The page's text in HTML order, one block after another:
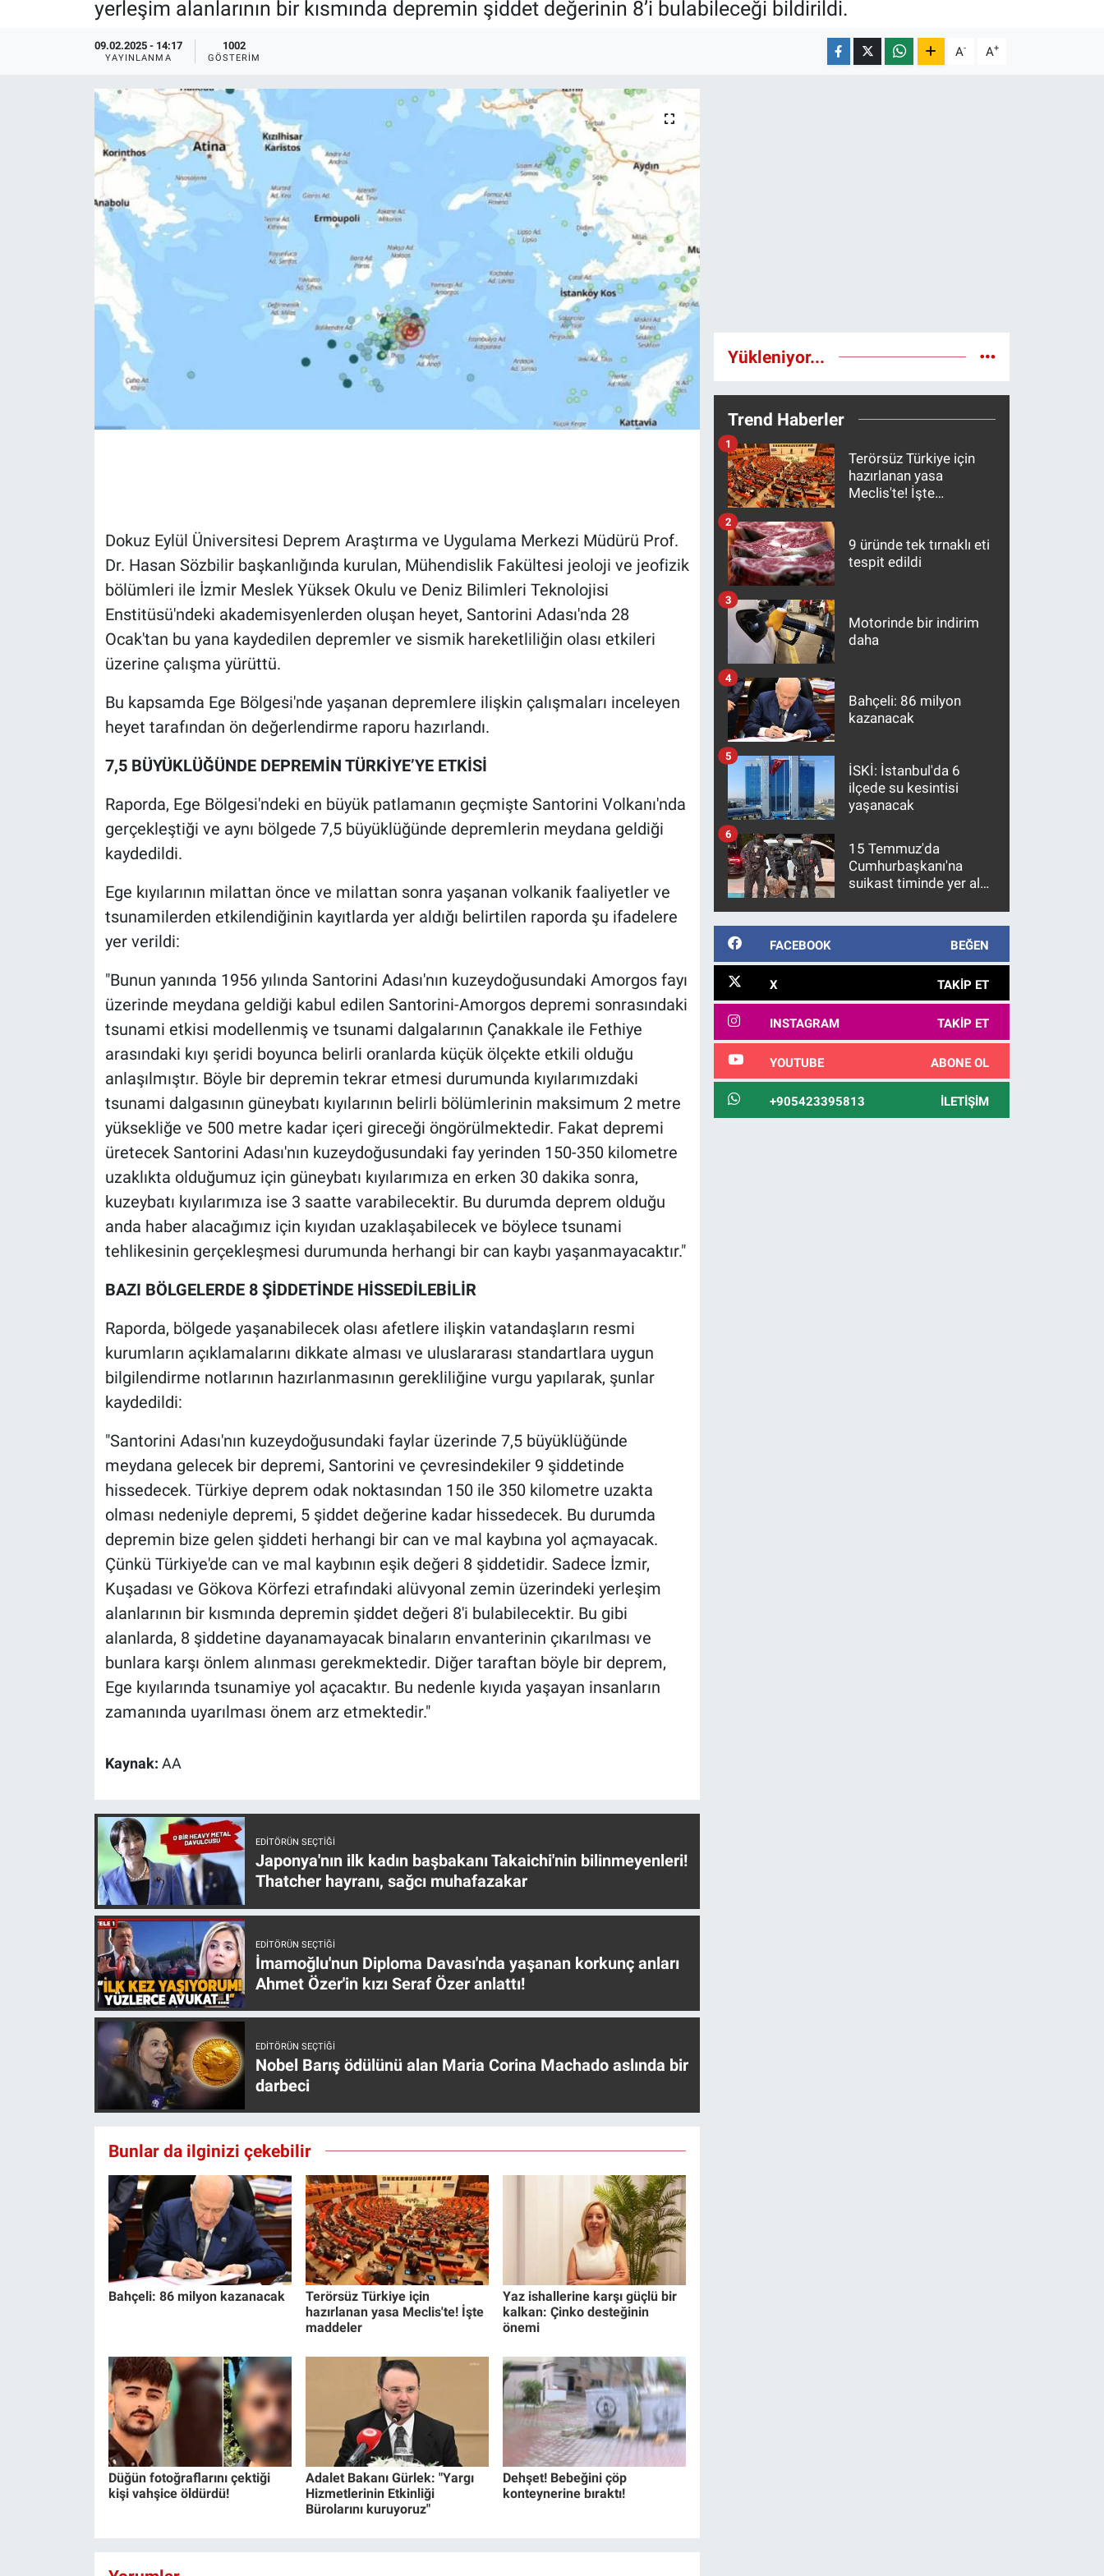
yerleşim alanlarının bir kısmında depremin şiddet değerinin 8’i bulabileceği bildirildi.
09.02.2025 - 14:17
YAYINLANMA
1002
GÖSTERIM A- A+
Dokuz Eylül Üniversitesi Deprem Araştırma ve Uygulama Merkezi Müdürü Prof.
Dr. Hasan Sözbilir başkanlığında kurulan, Mühendislik Fakültesi jeoloji ve jeofizik
bölümleri ile İzmir Meslek Yüksek Okulu ve Deniz Bilimleri Teknolojisi
Enstitüsü'ndeki akademisyenlerden oluşan heyet, Santorini Adası'nda 28
Ocak'tan bu yana kaydedilen depremler ve sismik hareketliliğin olası etkileri
üzerine çalışma yürüttü.
Bu kapsamda Ege Bölgesi'nde yaşanan depremlere ilişkin çalışmaları inceleyen
heyet tarafından ön değerlendirme raporu hazırlandı.
7,5 BÜYÜKLÜĞÜNDE DEPREMİN TÜRKİYE’YE ETKİSİ
Raporda, Ege Bölgesi'ndeki en büyük patlamanın geçmişte Santorini Volkanı'nda
gerçekleştiği ve aynı bölgede 7,5 büyüklüğünde depremlerin meydana geldiği
kaydedildi.
Ege kıyılarının milattan önce ve milattan sonra yaşanan volkanik faaliyetler ve
tsunamilerden etkilendiğinin kayıtlarda yer aldığı belirtilen raporda şu ifadelere
yer verildi:
"Bunun yanında 1956 yılında Santorini Adası'nın kuzeydoğusundaki Amorgos fayı
üzerinde meydana geldiği kabul edilen Santorini-Amorgos depremi sonrasındaki
tsunami etkisi modellenmiş ve tsunami dalgalarının Çanakkale ile Fethiye
arasındaki kıyı şeridi boyunca belirli oranlarda küçük ölçekte etkili olduğu
anlaşılmıştır. Böyle bir depremin tekrar etmesi durumunda kıyılarımızdaki
tsunami dalgasının güneybatı kıyılarının belirli bölümlerinin maksimum 2 metre
yüksekliğe ve 500 metre kadar içeri gireceği öngörülmektedir. Fakat depremi
üretecek Santorini Adası'nın kuzeydoğusundaki fay yerinden 150-350 kilometre
uzaklıkta olduğumuz için güneybatı kıyılarımıza en erken 30 dakika sonra,
kuzeybatı kıyılarımıza ise 3 saatte varabilecektir. Bu durumda deprem olduğu
anda haber alacağımız için kıyıdan uzaklaşabilecek ve böylece tsunami
tehlikesinin gerçekleşmesi durumunda herhangi bir can kaybı yaşanmayacaktır."
BAZI BÖLGELERDE 8 ŞİDDETİNDE HİSSEDİLEBİLİR
Raporda, bölgede yaşanabilecek olası afetlere ilişkin vatandaşların resmi
kurumların açıklamalarını dikkate alması ve uluslararası standartlara uygun
bilgilendirme notlarının hazırlanmasının gerekliliğine vurgu yapılarak, şunlar
kaydedildi:
"Santorini Adası'nın kuzeydoğusundaki faylar üzerinde 7,5 büyüklüğünde
meydana gelecek bir depremi, Santorini ve çevresindekiler 9 şiddetinde
hissedecek. Türkiye deprem odak noktasından 150 ile 350 kilometre uzakta
olması nedeniyle depremi, 5 şiddet değerine kadar hissedecek. Bu durumda
depremin bize gelen şiddeti herhangi bir can ve mal kaybına yol açmayacak.
Çünkü Türkiye'de can ve mal kaybının eşik değeri 8 şiddetidir. Sadece İzmir,
Kuşadası ve Gökova Körfezi etrafındaki alüvyonal zemin üzerindeki yerleşim
alanlarının bir kısmında depremin şiddet değeri 8'i bulabilecektir. Bu gibi
alanlarda, 8 şiddetine dayanamayacak binaların envanterinin çıkarılması ve
bunlara karşı önlem alınması gerekmektedir. Diğer taraftan böyle bir deprem,
Ege kıyılarında tsunamiye yol açacaktır. Bu nedenle kıyıda yaşayan insanların
zamanında uyarılması önem arz etmektedir."
Kaynak: AA
EDITÖRÜN SEÇTIĞI
Japonya'nın ilk kadın başbakanı Takaichi'nin bilinmeyenleri!
Thatcher hayranı, sağcı muhafazakar
EDITÖRÜN SEÇTIĞI
İmamoğlu'nun Diploma Davası'nda yaşanan korkunç anları
Ahmet Özer'in kızı Seraf Özer anlattı!
EDITÖRÜN SEÇTIĞI
Nobel Barış ödülünü alan Maria Corina Machado aslında bir
darbeci
Bunlar da ilginizi çekebilir
Bahçeli: 86 milyon kazanacak
Terörsüz Türkiye için
hazırlanan yasa Meclis'te! İşte
maddeler
Yaz ishallerine karşı güçlü bir
kalkan: Çinko desteğinin
önemi
Düğün fotoğraflarını çektiği
kişi vahşice öldürdü!
Adalet Bakanı Gürlek: "Yargı
Hizmetlerinin Etkinliği
Bürolarını kuruyoruz"
Dehşet! Bebeğini çöp
konteynerine bıraktı!
Yükleniyor...
Trend Haberler
Terörsüz Türkiye için
hazırlanan yasa
Meclis'te! İşte
1
9 üründe tek tırnaklı eti
tespit edildi
2
Motorinde bir indirim
daha
3
Bahçeli: 86 milyon
kazanacak
4
İSKİ: İstanbul'da 6
ilçede su kesintisi
yaşanacak
5
15 Temmuz'da
Cumhurbaşkanı'na
suikast timinde yer alan
10 yıl sonra yakalandı
6
FACEBOOK BEĞEN
X TAKIP ET
INSTAGRAM TAKIP ET
YOUTUBE ABONE OL
+905423395813 İLETIŞIM
Ekonomi
Gerçeğin İzinde
Gün Bitiyor
Koronavirüs
Kültür Sanat
Ne demişti
Programlar
Teknoloji
Türkiye'nin Geleceği
Türkiye'nin Gündemi
Yerel Gündem
Yerel Yaşam
Canlı Yayın